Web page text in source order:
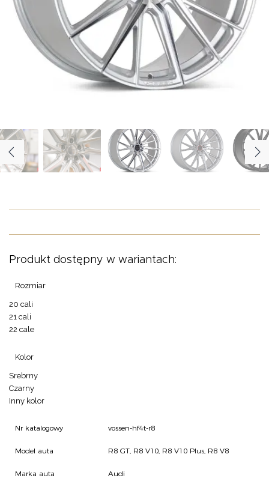
O NAS OFERTA BLOG ZOSTAŃ PARTNEREM
Produkt dostępny w wariantach:
Rozmiar
20 cali
21 cali
22 cale
Kolor
Srebrny
Czarny
Inny kolor
Nr katalogowy vossen-hf4t-r8
Model auta R8 GT, R8 V10, R8 V10 Plus, R8 V8
Marka auta Audi